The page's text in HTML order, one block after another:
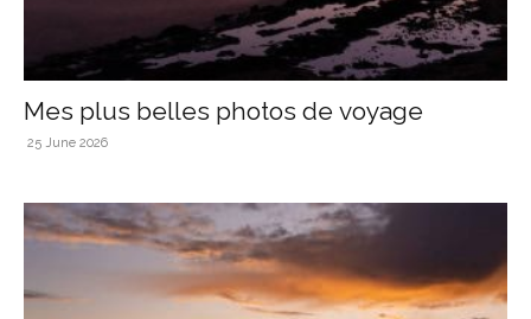
Mes plus belles photos de voyage
25 June 2026